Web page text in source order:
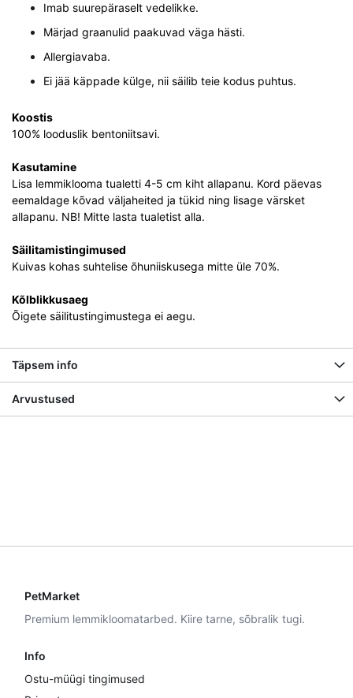
Imab suurepäraselt vedelikke.
Märjad graanulid paakuvad väga hästi.
Allergiavaba.
Ei jää käppade külge, nii säilib teie kodus puhtus.
Koostis
100% looduslik bentoniitsavi.
Kasutamine
Lisa lemmiklooma tualetti 4-5 cm kiht allapanu. Kord päevas
eemaldage kõvad väljaheited ja tükid ning lisage värsket
allapanu. NB! Mitte lasta tualetist alla.
Säilitamistingimused
Kuivas kohas suhtelise õhuniiskusega mitte üle 70%.
Kõlblikkusaeg
Õigete säilitustingimustega ei aegu.
Täpsem info
Arvustused
PetMarket
Premium lemmikloomatarbed. Kiire tarne, sõbralik tugi.
Info
Ostu-müügi tingimused